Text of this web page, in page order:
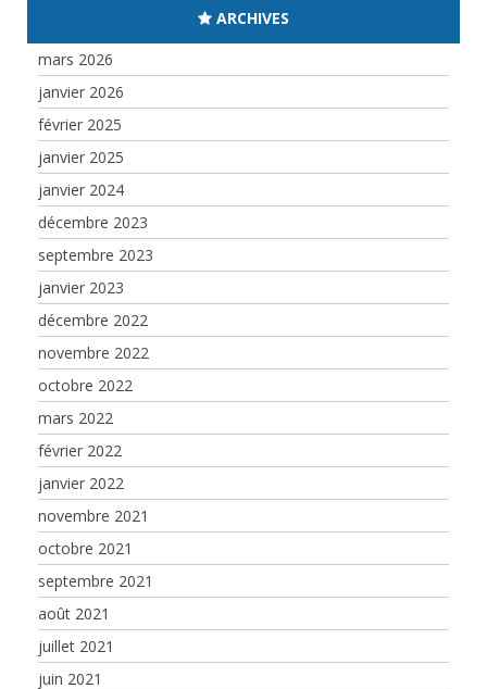
ARCHIVES
mars 2026
janvier 2026
février 2025
janvier 2025
janvier 2024
décembre 2023
septembre 2023
janvier 2023
décembre 2022
novembre 2022
octobre 2022
mars 2022
février 2022
janvier 2022
novembre 2021
octobre 2021
septembre 2021
août 2021
juillet 2021
juin 2021